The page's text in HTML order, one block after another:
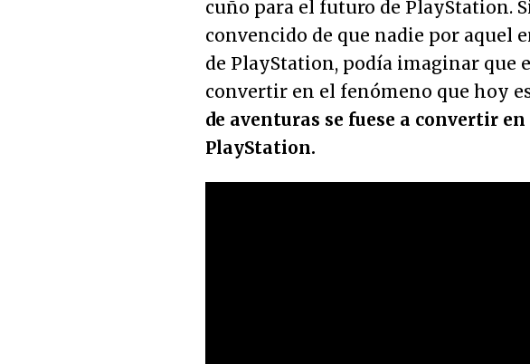
cuño para el futuro de PlayStation.
convencido de que nadie por aquel
de PlayStation, podía imaginar que
convertir en el fenómeno que hoy
de aventuras se fuese a convertir
PlayStation.